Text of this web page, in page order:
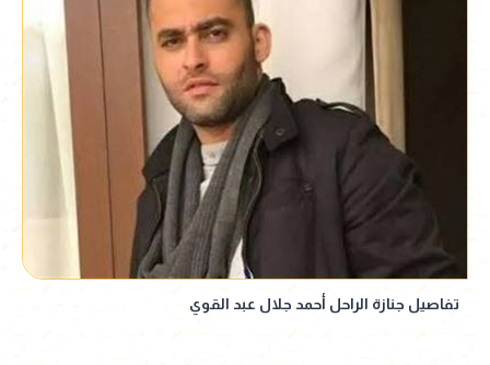
تفاصيل جنازة الراحل أحمد جلال عبد القوي